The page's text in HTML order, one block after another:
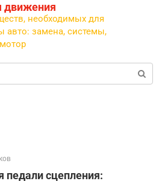
движения
необходимых для
авто: замена, системы,
мотор
педали сцепления: